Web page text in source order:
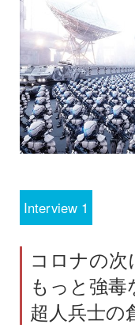
Interview 1
コロナの次
もっと強毒
超人兵士の